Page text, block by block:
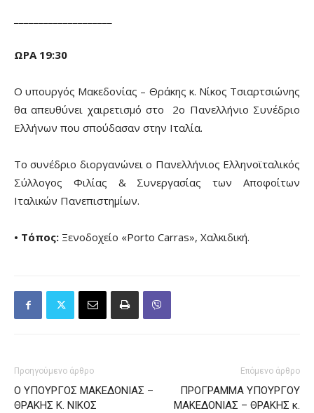
ΩΡΑ 19:30
Ο υπουργός Μακεδονίας – Θράκης κ. Νίκος Τσιαρτσιώνης
θα απευθύνει χαιρετισμό στο 2ο Πανελλήνιο Συνέδριο
Ελλήνων που σπούδασαν στην Ιταλία.
Το συνέδριο διοργανώνει ο Πανελλήνιος Ελληνοϊταλικός
Σύλλογος Φιλίας & Συνεργασίας των Αποφοίτων
Ιταλικών Πανεπιστημίων.
• Τόπος: Ξενοδοχείο «Porto Carras», Χαλκιδική.
Προηγούμενο άρθρο
Ο ΥΠΟΥΡΓΟΣ ΜΑΚΕΔΟΝΙΑΣ –
ΘΡΑΚΗΣ Κ. ΝΙΚΟΣ
Επόμενο άρθρο
ΠΡΟΓΡΑΜΜΑ ΥΠΟΥΡΓΟΥ
ΜΑΚΕΔΟΝΙΑΣ – ΘΡΑΚΗΣ κ.